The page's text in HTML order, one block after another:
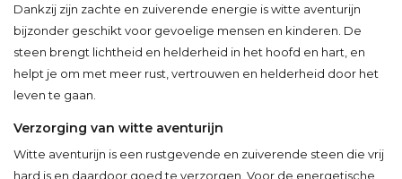
Dankzij zijn zachte en zuiverende energie is witte aventurijn
bijzonder geschikt voor gevoelige mensen en kinderen. De
steen brengt lichtheid en helderheid in het hoofd en hart, en
helpt je om met meer rust, vertrouwen en helderheid door het
leven te gaan.
Verzorging van witte aventurijn
Witte aventurijn is een rustgevende en zuiverende steen die vrij
hard is en daardoor goed te verzorgen. Voor de energetische